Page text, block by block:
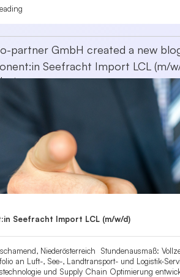
partner GmbH created a new
Seefracht Import LCL (m/
Seefracht Import LCL (m/w/d)
Niederösterreich Stundenausmaß:
an Luft-, See-, Landtransport- und Logistik-
und Supply Chain Optimierung